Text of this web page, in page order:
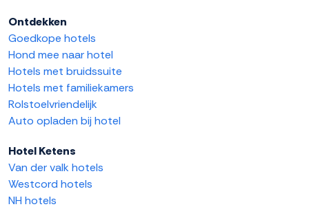
Ontdekken
Goedkope hotels
Hond mee naar hotel
Hotels met bruidssuite
Hotels met familiekamers
Rolstoelvriendelijk
Auto opladen bij hotel
Hotel Ketens
Van der valk hotels
Westcord hotels
NH hotels